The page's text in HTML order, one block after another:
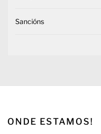
Sancións
ONDE ESTAMOS!